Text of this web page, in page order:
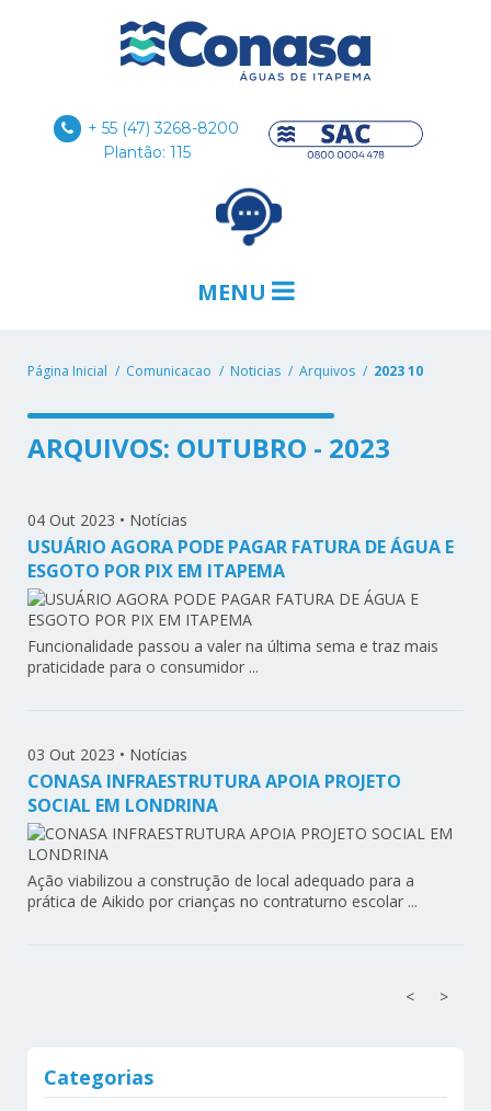
+ 55 (47) 3268-8200
Plantão: 115
MENU
Página Inicial Comunicacao Noticias Arquivos 2023 10
ARQUIVOS: OUTUBRO - 2023
04 Out 2023 • Notícias
USUÁRIO AGORA PODE PAGAR FATURA DE ÁGUA E
ESGOTO POR PIX EM ITAPEMA
Funcionalidade passou a valer na última sema e traz mais
praticidade para o consumidor ...
03 Out 2023 • Notícias
CONASA INFRAESTRUTURA APOIA PROJETO
SOCIAL EM LONDRINA
Ação viabilizou a construção de local adequado para a
prática de Aikido por crianças no contraturno escolar ...
< >
Categorias